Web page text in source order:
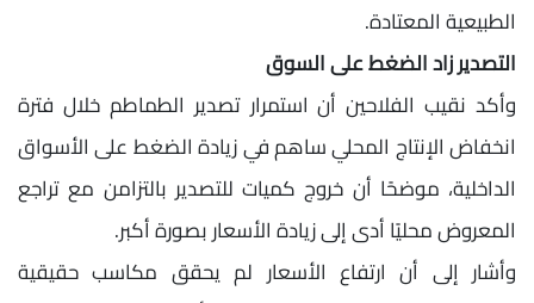
الطبيعية المعتادة.
التصدير زاد الضغط على السوق
وأكد نقيب الفلاحين أن استمرار تصدير الطماطم خلال فترة
انخفاض الإنتاج المحلي ساهم في زيادة الضغط على الأسواق
الداخلية، موضحًا أن خروج كميات للتصدير بالتزامن مع تراجع
المعروض محليًا أدى إلى زيادة الأسعار بصورة أكبر.
وأشار إلى أن ارتفاع الأسعار لم يحقق مكاسب حقيقية